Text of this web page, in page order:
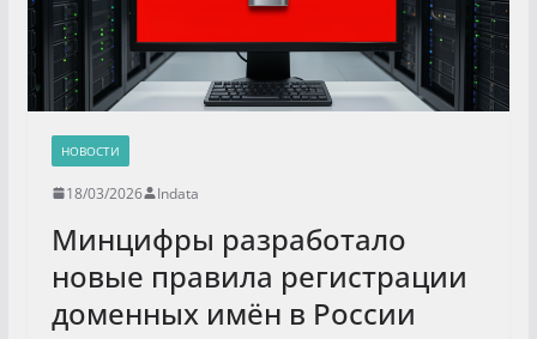
НОВОСТИ
18/03/2026 Indata
Минцифры разработало
новые правила регистрации
доменных имён в России